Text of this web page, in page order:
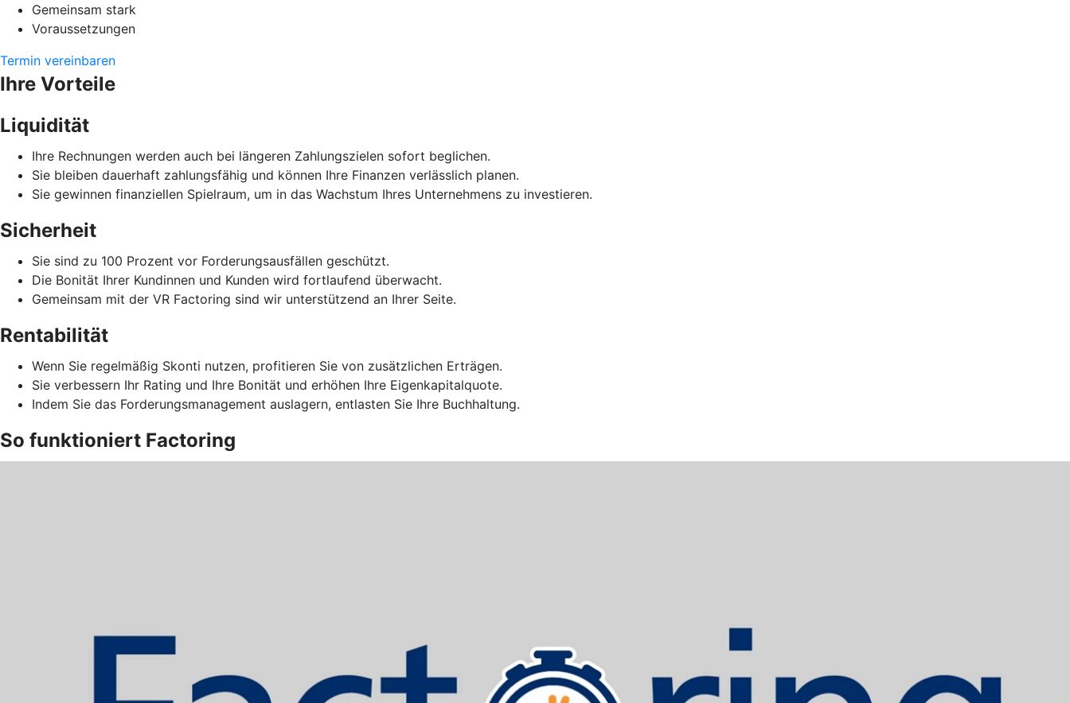
Gemeinsam stark
Voraussetzungen
Termin vereinbaren
Ihre Vorteile
Liquidität
Ihre Rechnungen werden auch bei längeren Zahlungszielen sofort beglichen.
Sie bleiben dauerhaft zahlungsfähig und können Ihre Finanzen verlässlich planen.
Sie gewinnen finanziellen Spielraum, um in das Wachstum Ihres Unternehmens zu investieren.
Sicherheit
Sie sind zu 100 Prozent vor Forderungsausfällen geschützt.
Die Bonität Ihrer Kundinnen und Kunden wird fortlaufend überwacht.
Gemeinsam mit der VR Factoring sind wir unterstützend an Ihrer Seite.
Rentabilität
Wenn Sie regelmäßig Skonti nutzen, profitieren Sie von zusätzlichen Erträgen.
Sie verbessern Ihr Rating und Ihre Bonität und erhöhen Ihre Eigenkapitalquote.
Indem Sie das Forderungsmanagement auslagern, entlasten Sie Ihre Buchhaltung.
So funktioniert Factoring